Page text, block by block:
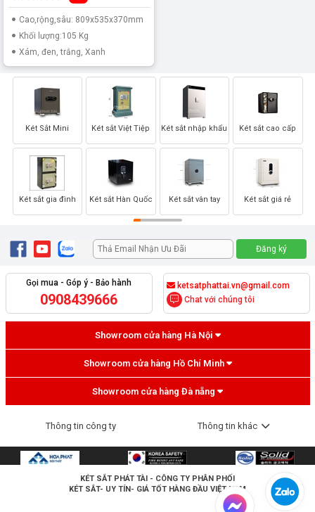
Cao,rộng,sâu: 809x535x370mm
Khối lượng:105 Kg
Xám, đen, trắng, Xanh
Két Sắt Mini
Két sắt gia đình
Két sắt Việt Tiệp
Két sắt Hàn Quốc
Két sắt nhập khẩu
Két sắt vân tay
Két sắt cao cấp
Két sắt giá rẻ
Gọi mua - Góp ý - Bảo hành
0908439666
ketsatphattai.vn@gmail.com
Chat với chúng tôi
Showroom cửa hàng Hà Nội
Showroom cửa hàng Hồ Chí Minh
Showroom cửa hàng Đà nẵng
Thông tin công ty Thông tin khác
KÉT SẮT PHÁT TÀI - CÔNG TY PHÂN PHỐI
KÉT SẮT- UY TÍN- GIÁ TỐT HÀNG ĐẦU VIỆT NAM